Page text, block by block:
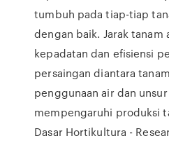
tumbuh pada tiap-tiap
dengan baik. Jarak tanam
kepadatan dan efisiensi
persaingan diantara
penggunaan air dan
mempengaruhi produksi
Dasar Hortikultura -